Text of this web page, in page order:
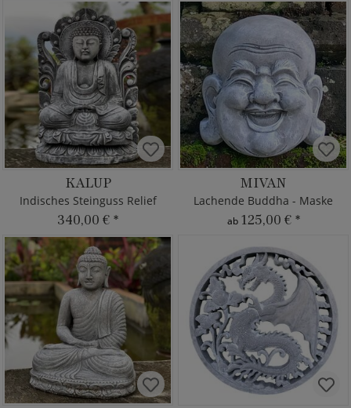
KALUP
Indisches Steinguss Relief
340,00 € *
MIVAN
Lachende Buddha - Maske
ab 125,00 € *